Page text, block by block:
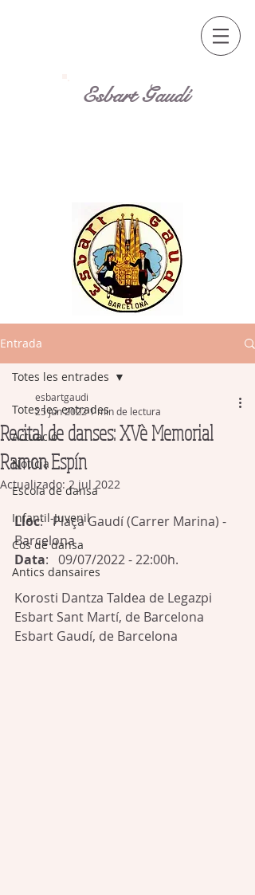
Esbart Gaudí
Entrada
Totes les entrades
Actuació
Notícia
Escola de dansa
Infantil-Juvenil
Cos de dansa
Antics dansaires
Totes les entrades
Recital de danses: XVè Memorial
Ramon Espín
esbartgaudi
25 jun 2022 1 min de lectura
Actualizado: 2 jul 2022
Lloc:   Plaça Gaudí (Carrer Marina) -
Barcelona
Data:   09/07/2022 - 22:00h.
Korosti Dantza Taldea de Legazpi
Esbart Sant Martí, de Barcelona
Esbart Gaudí, de Barcelona